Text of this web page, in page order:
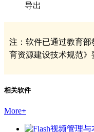
导出
注：软件已通过教育
育资源建设技术规范》
相关软件
More+